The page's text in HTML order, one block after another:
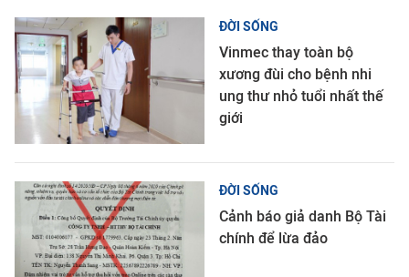
ĐỜI SỐNG
Vinmec thay toàn bộ
xương đùi cho bệnh nhi
ung thư nhỏ tuổi nhất thế
giới
ĐỜI SỐNG
Cảnh báo giả danh Bộ Tài
chính để lừa đảo